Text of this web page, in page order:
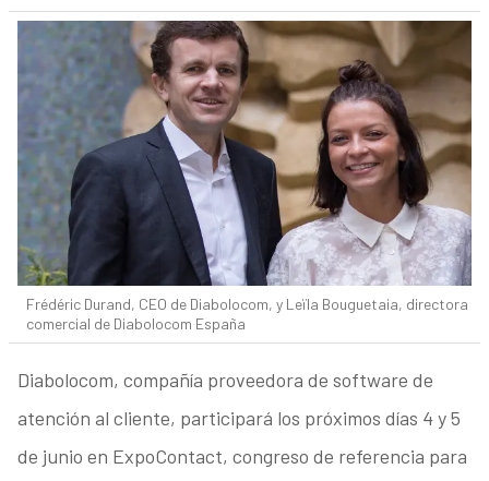
Frédéric Durand, CEO de Diabolocom, y Leïla Bouguetaia, directora
comercial de Diabolocom España
Diabolocom, compañía proveedora de software de
atención al cliente, participará los próximos días 4 y 5
de junio en ExpoContact, congreso de referencia para